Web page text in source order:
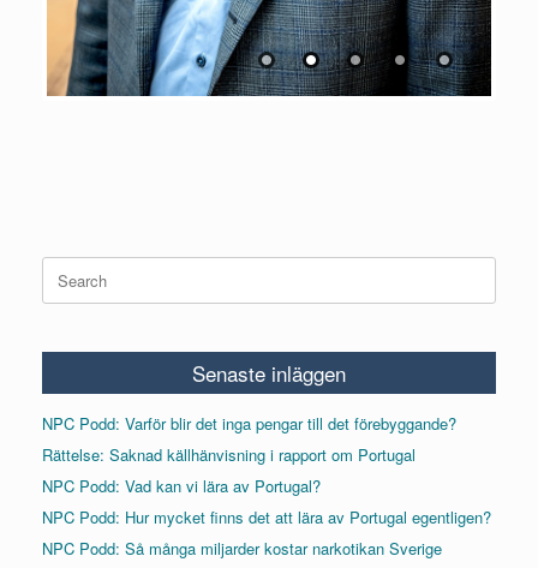
Search
for:
Senaste inläggen
NPC Podd: Varför blir det inga pengar till det förebyggande?
Rättelse: Saknad källhänvisning i rapport om Portugal
NPC Podd: Vad kan vi lära av Portugal?
NPC Podd: Hur mycket finns det att lära av Portugal egentligen?
NPC Podd: Så många miljarder kostar narkotikan Sverige